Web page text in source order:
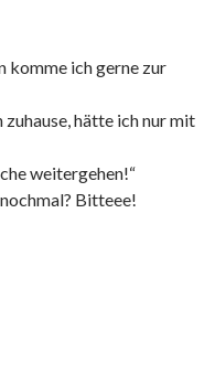
komme ich gerne zur
zuhause, hätte ich nur mit
weitergehen!“
Bitteee!